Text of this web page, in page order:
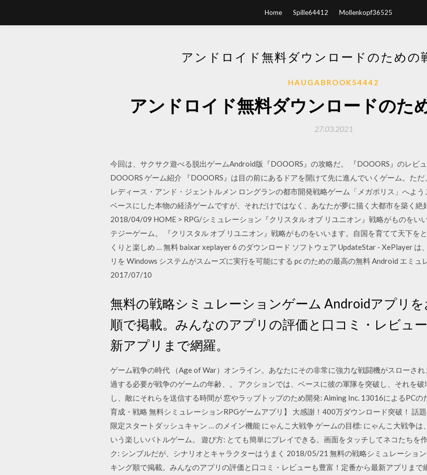
Home Spille64412 Mollenkopf36525
アンドロイド無料ダウンロードのための
HAUGABROOK54442
アンドロイド無料ダウンロードのた
27.03.2021
今回は、サクサク遊べる脱出ゲームAndroid版『DOOORS』の攻略だ。 『DOOORS』のレビ
DOOORS ゲーム紹介 『DOOORS』は目の前にあるドアを開けて先に進んでいくゲーム。た
レディース・アンド・ジェントルメン ロングランの都市開発戦略ゲーム「メガポリス」へよ
ベースにした本物の経済ゲームですが、それだけではなく、あなたが夢に描く大都市を築く絶
2018/04/09 HOME > RPG/シミュレーション『クリスタル オブ リユニオン』戦略がものをい
テジーゲーム。 『クリスタル オブ リユニオン』戦略がものをいいます。自国を育てて天下を
くりと楽しめ … 無料 baixar xeplayer 6 のダウンロード ソフトウェア UpdateStar - XePlayer
リを Windows システムがスムーズに実行を可能にする pc のための最高の無料 Android エミ
2017/07/10
無料の戦略シミュレーションゲーム Androidアプリ
順で掲載。みんなのアプリの評価と口コミ・レビュ
新アプリまで網羅。
ゲーム戦争の時代 （Age of War）オンライン。あなたにその非常に強力な戦闘機がスローさ
過する必要が戦争のゲームの年齢、。 アクションでは、ベースに彼の軍隊を突破し、それを
し、敵にそれらを送信する時間が 窓やラップトップのため開発: Aiming Inc. 13016によるPC
育成・戦略 無料シミュレーションRPGゲームアプリ】 大感謝！400万ダウンロード突破！ 話
限定スタートダッシュキャン … のメイン機能 にゃんこ大戦争 ゲームの目標: にゃんこ大戦争
いう楽しいバトルゲーム。 遊び方: とても簡単にプレイできる。画面をタッチしてネコたちを
ク: シンプルだが、シナリオとキャラクターはうまく 2018/05/21 無料の戦略シミュレーショ
キング順で掲載。みんなのアプリの評価と口コミ・レビューも豊富！定番から最新アプリまで